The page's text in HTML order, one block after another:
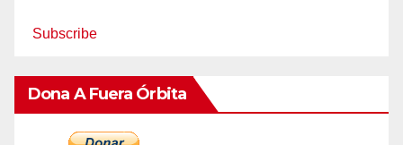
Subscribe
Dona A Fuera Órbita